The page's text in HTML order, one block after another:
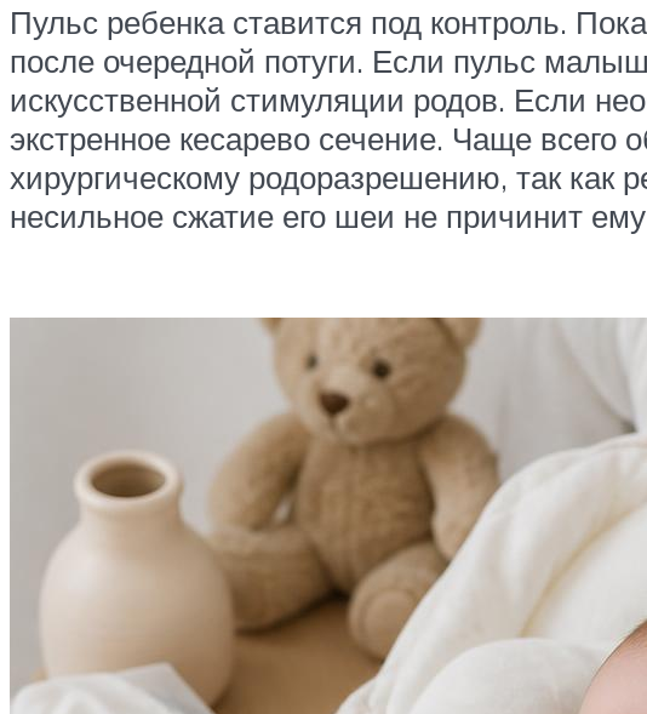
Пульс ребенка ставится под контроль.
после очередной потуги. Если пульс
искусственной стимуляции родов. Если
экстренное кесарево сечение. Чаще всего
хирургическому родоразрешению, так как
несильное сжатие его шеи не причинит